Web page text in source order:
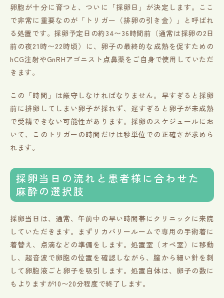
卵胞が十分に育つと、ついに「採卵日」が決定します。ここ
で非常に重要なのが「トリガー（排卵の引き金）」と呼ばれ
る処置です。採卵予定日の約34〜36時間前（通常は採卵の2日
前の夜21時〜22時頃）に、卵子の最終的な成熟を促すための
hCG注射やGnRHアゴニスト点鼻薬をご自身で使用していただ
きます。
この「時間」は厳守しなければなりません。早すぎると採卵
前に排卵してしまい卵子が採れず、遅すぎると卵子が未成熟
で受精できない可能性があります。採卵のスケジュールにお
いて、このトリガーの時間だけは秒単位での正確さが求めら
れます。
採卵当日の流れと患者様に合わせた
麻酔の選択肢
採卵当日は、通常、午前中の早い時間帯にクリニックに来院
していただきます。まずリカバリールームで専用の手術着に
着替え、点滴などの準備をします。処置室（オペ室）に移動
し、超音波で卵胞の位置を確認しながら、膣から細い針を刺
して卵胞液ごと卵子を吸引します。処置自体は、卵子の数に
もよりますが10〜20分程度で終了します。